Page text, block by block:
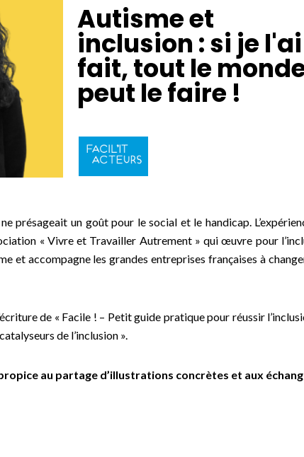
Autisme et
inclusion : si je l'ai
fait, tout le
peut le faire !
présageait un goût pour le social et le handicap.
« Vivre et Travailler Autrement » qui œuvre pour
et accompagne les grandes entreprises françaises à
de « Facile ! – Petit guide pratique pour réussir
de l’inclusion ».
au partage d’illustrations concrètes et aux